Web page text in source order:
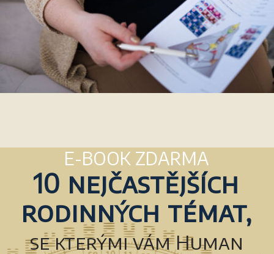
E-BOOK ZDARMA
10 nejčastějších
rodinných témat,
se kterými vám Human